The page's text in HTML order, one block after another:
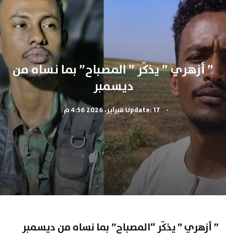
” أزهري ” يذكّر ” المصباح” بما نساه من
ديسمبر
. Update: 17 فبراير، 2026 4:56 م
” أزهري ” يذكّر “المصباح” بما نساه من ديسمبر